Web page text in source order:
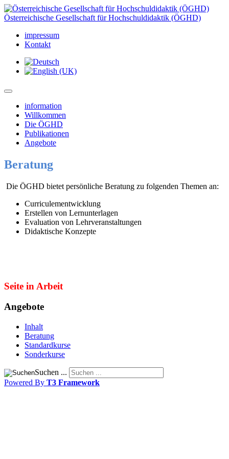
Österreichische Gesellschaft für Hochschuldidaktik (ÖGHD)
impressum
Kontakt
information
Willkommen
Die ÖGHD
Publikationen
Angebote
Beratung
Die ÖGHD bietet persönliche Beratung zu folgenden Themen an:
Curriculementwicklung
Erstellen von Lernunterlagen
Evaluation von Lehrveranstaltungen
Didaktische Konzepte
Seite in Arbeit
Angebote
Inhalt
Beratung
Standardkurse
Sonderkurse
Suchen ...
Powered By T3 Framework